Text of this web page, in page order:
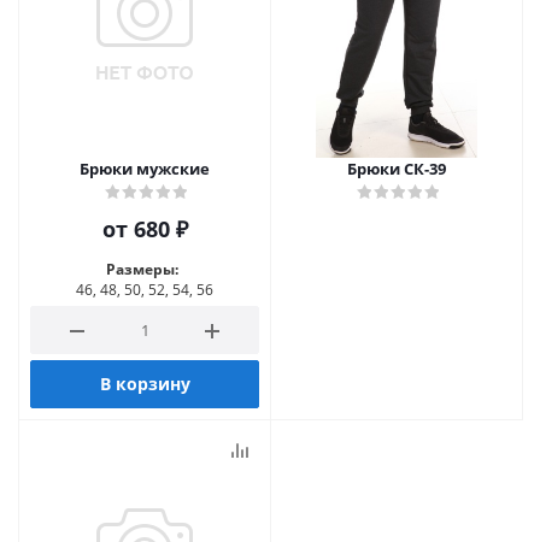
Брюки мужские
от 680 ₽
Размеры:
46, 48, 50, 52, 54, 56
В корзину
Брюки СК-39